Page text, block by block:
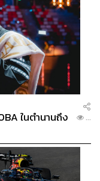
ในตำนานถึง
...